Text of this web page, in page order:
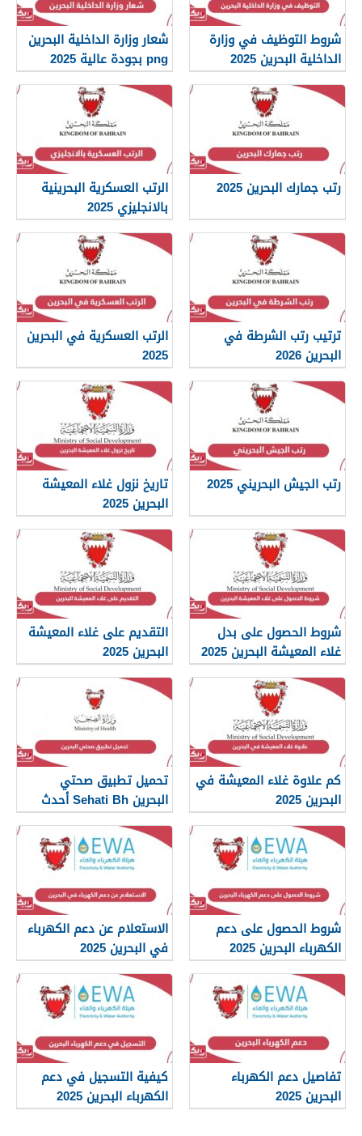
شروط التوظيف في وزارة
الداخلية البحرين 2025
شعار وزارة الداخلية البحرين
png بجودة عالية 2025
رتب جمارك البحرين 2025
الرتب العسكرية البحرينية
بالانجليزي 2025
ترتيب رتب الشرطة في
البحرين 2026
الرتب العسكرية في البحرين
2025
رتب الجيش البحريني 2025
تاريخ نزول غلاء المعيشة
البحرين 2025
شروط الحصول على بدل
غلاء المعيشة البحرين 2025
التقديم على غلاء المعيشة
البحرين 2025
كم علاوة غلاء المعيشة في
البحرين 2025
تحميل تطبيق صحتي
البحرين Sehati Bh أحدث
إصدار 2025
شروط الحصول على دعم
الكهرباء البحرين 2025
الاستعلام عن دعم الكهرباء
في البحرين 2025
تفاصيل دعم الكهرباء
البحرين 2025
كيفية التسجيل في دعم
الكهرباء البحرين 2025